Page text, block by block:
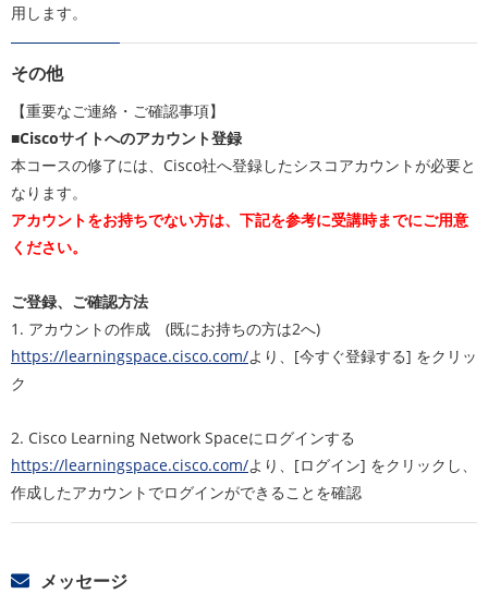
用します。
その他
【重要なご連絡・ご確認事項】
■Ciscoサイトへのアカウント登録
本コースの修了には、Cisco社へ登録したシスコアカウントが必要と
なります。
アカウントをお持ちでない方は、下記を参考に受講時までにご用意
ください。
ご登録、ご確認方法
1. アカウントの作成 (既にお持ちの方は2へ)
https://learningspace.cisco.com/より、[今すぐ登録する] をクリッ
ク
2. Cisco Learning Network Spaceにログインする
https://learningspace.cisco.com/より、[ログイン] をクリックし、
作成したアカウントでログインができることを確認
メッセージ